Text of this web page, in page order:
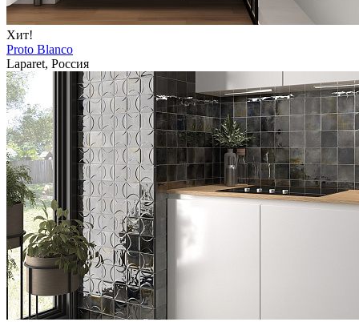
Хит!
Proto Blanco
Laparet, Россия